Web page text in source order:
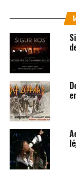
Bordeaux, le 29
Lyon.
RÉSERVER
SUJETS ASSOCIÉS: